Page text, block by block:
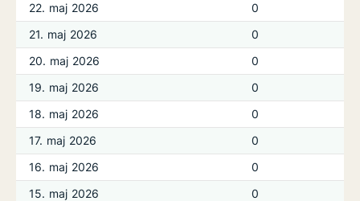
22. maj 2026
0
21. maj 2026
0
20. maj 2026
0
19. maj 2026
0
18. maj 2026
0
17. maj 2026
0
16. maj 2026
0
15. maj 2026
0